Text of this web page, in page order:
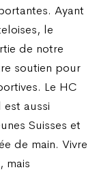
Ayant
le
de notre
soutien pour
Le HC
aussi
Suisses et
de main. Vivre
mais